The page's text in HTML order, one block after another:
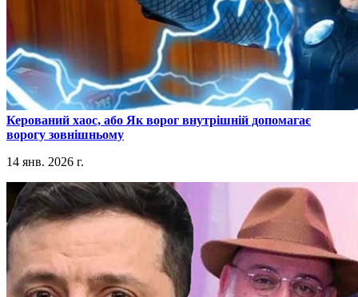
​Керований хаос, або Як ворог внутрішній допомагає
ворогу зовнішньому
14 янв. 2026 г.